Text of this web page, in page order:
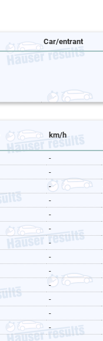
Car/entrant
km/h
-
-
-
-
-
-
-
-
-
-
-
-
-